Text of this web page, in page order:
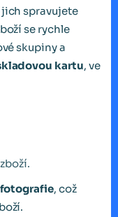
jich spravujete
se rychle
skupiny a
kartu, ve
fotografie, což